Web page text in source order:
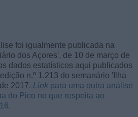
foi igualmente publicada na
dos Açores', de 10 de março de
dados estatísticos aqui publicados
n.º 1.213 do semanário 'Ilha
2017. Link para uma outra análise
do Pico no que respeita ao
.